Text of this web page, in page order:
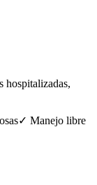
hospitalizadas,
✓ Manejo libre